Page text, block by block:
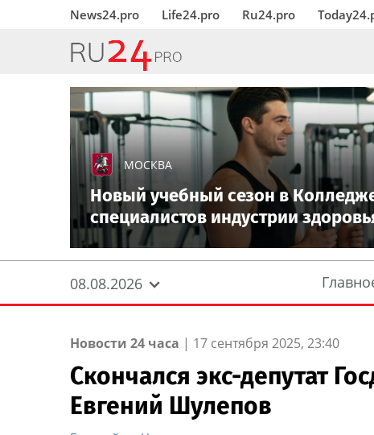
News24.pro Life24.pro Ru24.pro
МОСКВА
Новый учебный сезон в
специалистов индустрии
08.08.2026
Новости 24 часа | 17 сентября 2025, 23:40
Скончался экс-депутат
Евгений Шулепов